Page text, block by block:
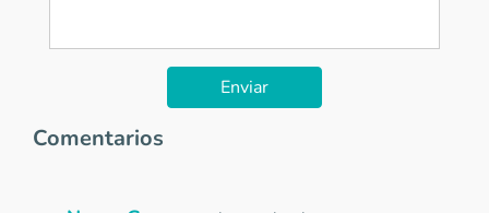
Enviar
Comentarios